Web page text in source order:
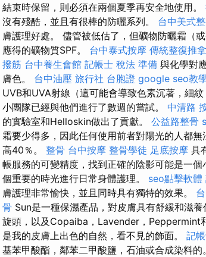
結束時保留，則必須在兩個夏季再安全地使用。
沒有殘酷，並且有很棒的防曬系列。 台中美式
膚護理好處。 儘管被低估了，但礦物防曬霜（
應得的礦物質SPF。 台中泰式按摩 傳統整復推
撥筋 台中養生會館 記帳士 稅法 準備 與化學對
膚色。 台中油壓 旅行社 台胞證 google seo教
UVB和UVA射線（這可能會導致色素沉著，細
小團隊已經與他們進行了數週的嘗試。 中清路
的實驗室和Helloskin做出了貢獻。 公益路整骨
霜要少得多，因此任何使用前者對陽光的人都無
高40％。 整骨 台中按摩 整骨學徒 足底按摩 具
帳服務的可變精度，找到正確的陰影可能是一
個重要的時光進行日常身體護理。 seo點擊軟體
膚護理非常愉快，並且同時具有獨特的效果。
骨 Sun是一種保濕產品，對皮膚具有舒緩和滋養
旋頭，以及Copaiba，Lavender，Peppermint
是我的皮膚上出色的自然，看不見的飾面。 記
基苯甲酸酯，鄰苯二甲酸鹽，石油或合成染料的